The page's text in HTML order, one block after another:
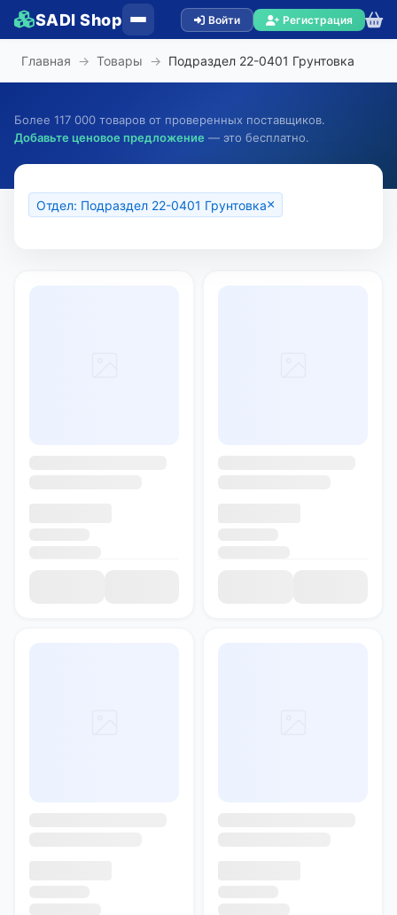
SADI Shop Войти Регистрация
Главная → Товары → Подраздел 22-0401 Грунтовка
Более 117 000 товаров от проверенных поставщиков.
Добавьте ценовое предложение — это бесплатно.
Отдел: Подраздел 22-0401 Грунтовка×